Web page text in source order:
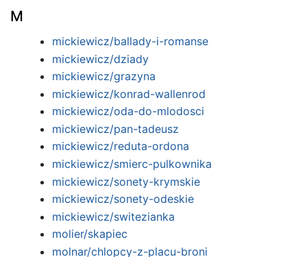
M
mickiewicz/ballady-i-romanse
mickiewicz/dziady
mickiewicz/grazyna
mickiewicz/konrad-wallenrod
mickiewicz/oda-do-mlodosci
mickiewicz/pan-tadeusz
mickiewicz/reduta-ordona
mickiewicz/smierc-pulkownika
mickiewicz/sonety-krymskie
mickiewicz/sonety-odeskie
mickiewicz/switezianka
molier/skapiec
molnar/chlopcy-z-placu-broni